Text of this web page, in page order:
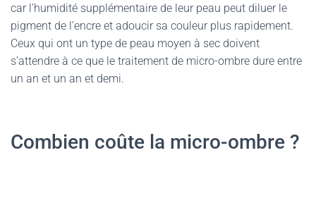
car l’humidité supplémentaire de leur peau peut diluer le
pigment de l’encre et adoucir sa couleur plus rapidement.
Ceux qui ont un type de peau moyen à sec doivent
s’attendre à ce que le traitement de micro-ombre dure entre
un an et un an et demi.
Combien coûte la micro-ombre ?